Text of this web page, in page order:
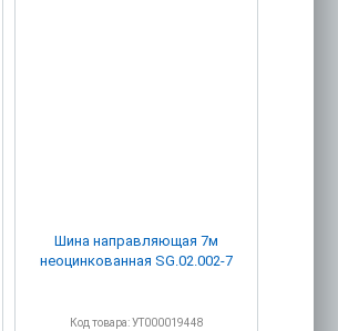
Шина направляющая 7м
неоцинкованная SG.02.002-7
Код товара: УТ000019448